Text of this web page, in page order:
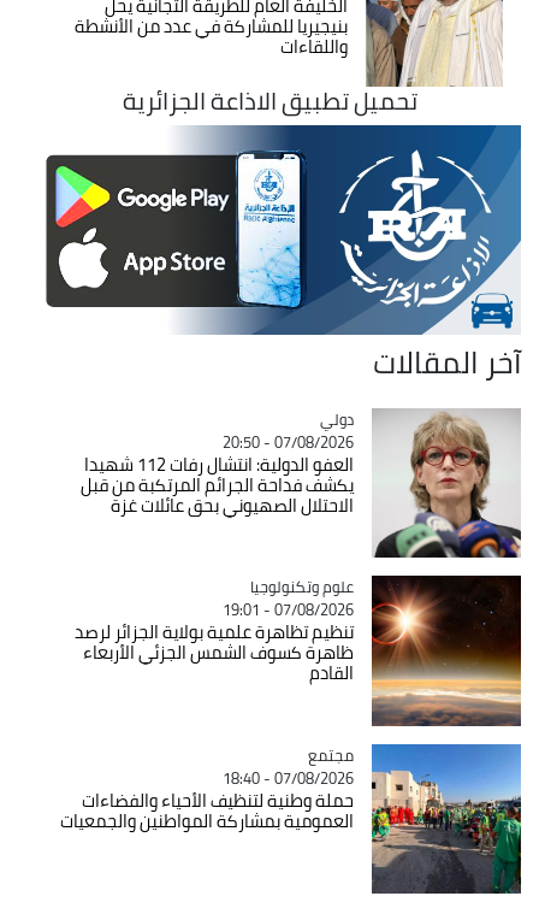
بنيجيريا للمشاركة في عدد من الأنشطة
واللقاءات
تحميل تطبيق الاذاعة الجزائرية
آخر المقالات
Catégorie
دولي
07/08/2026 - 20:50
العفو الدولية: انتشال رفات 112 شهيدا
يكشف فداحة الجرائم المرتكبة من قبل
الاحتلال الصهيوني بحق عائلات غزة
Catégorie
علوم وتكنولوجيا
07/08/2026 - 19:01
تنظيم تظاهرة علمية بولاية الجزائر لرصد
ظاهرة كسوف الشمس الجزئي الأربعاء
القادم
Catégorie
مجتمع
07/08/2026 - 18:40
حملة وطنية لتنظيف الأحياء والفضاءات
العمومية بمشاركة المواطنين والجمعيات